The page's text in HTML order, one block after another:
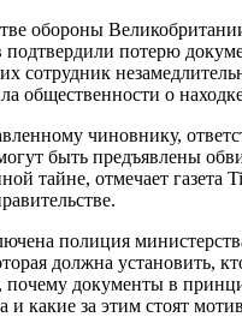
обороны
потерю
сотрудник
общественности о
чиновнику,
быть предъявлены
тайне, отмечает газета
полиция
должна установить,
документы в
и какие за этим стоят